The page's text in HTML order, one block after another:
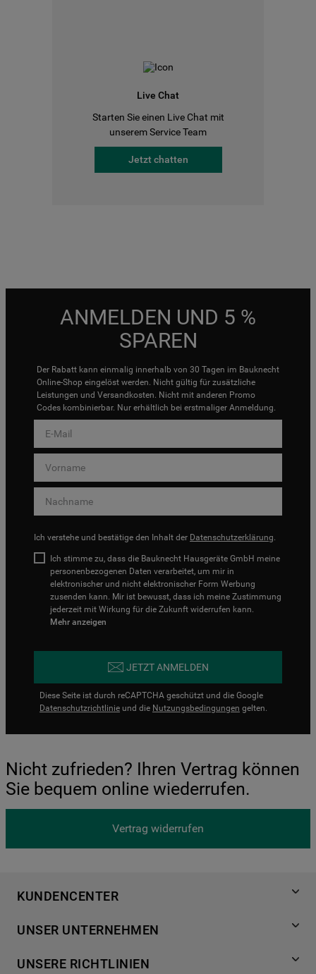
Live Chat
Starten Sie einen Live Chat mit
unserem Service Team
Jetzt chatten
ANMELDEN UND 5 %
SPAREN
Der Rabatt kann einmalig innerhalb von 30 Tagen im Bauknecht
Online-Shop eingelöst werden. Nicht gültig für zusätzliche
Leistungen und Versandkosten. Nicht mit anderen Promo
Codes kombinierbar. Nur erhältlich bei erstmaliger Anmeldung.
Ich verstehe und bestätige den Inhalt der Datenschutzerklärung.
Ich stimme zu, dass die Bauknecht Hausgeräte GmbH meine
personenbezogenen Daten verarbeitet, um mir in
elektronischer und nicht elektronischer Form Werbung
zusenden kann. Mir ist bewusst, dass ich meine Zustimmung
jederzeit mit Wirkung für die Zukunft widerrufen kann.
Mehr anzeigen
JETZT ANMELDEN
Diese Seite ist durch reCAPTCHA geschützt und die Google
Datenschutzrichtlinie und die Nutzungsbedingungen gelten.
Nicht zufrieden? Ihren Vertrag können
Sie bequem online wiederrufen.
Vertrag widerrufen
KUNDENCENTER
Händlersuche
Häufige Fragen
UNSER UNTERNEHMEN
Für Händler
UNSERE RICHTLINIEN